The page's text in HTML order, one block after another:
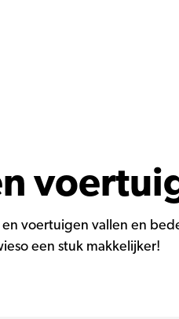
voertuigen vallen en
een stuk makkelijker!